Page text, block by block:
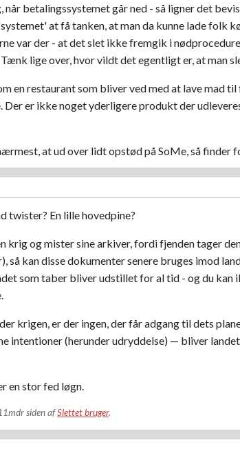
betalingssystemet går ned - så ligner det
at få tanken, at man da kunne lade folk
var der - at det slet ikke fremgik i
lige over, hvor vildt det egentligt er, at man
en restaurant som bliver ved med at lave mad
Der er ikke noget yderligere produkt der
at ud over lidt opstød på SoMe, så finder
twister? En lille hovedpine?
krig og mister sine arkiver, fordi fjenden tager
så kan disse dokumenter senere bruges imod
som taber bliver udstillet for al tid - og du
krigen, er der ingen, der får adgang til dets
intentioner (herunder udryddelse) — bliver
en stor fed løgn.
siden afSlettet bruger.